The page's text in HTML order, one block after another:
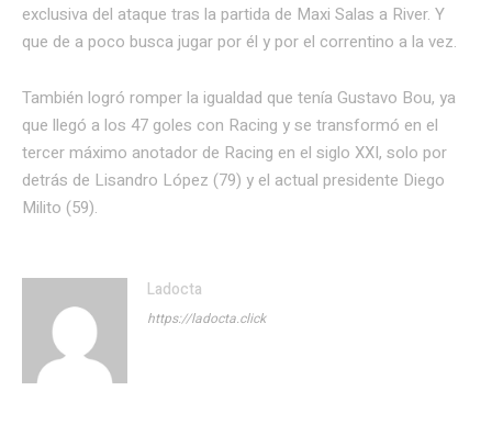
exclusiva del ataque tras la partida de Maxi Salas a River. Y
que de a poco busca jugar por él y por el correntino a la vez.
También logró romper la igualdad que tenía Gustavo Bou, ya
que llegó a los 47 goles con Racing y se transformó en el
tercer máximo anotador de Racing en el siglo XXI, solo por
detrás de Lisandro López (79) y el actual presidente Diego
Milito (59).
Ladocta
https://ladocta.click